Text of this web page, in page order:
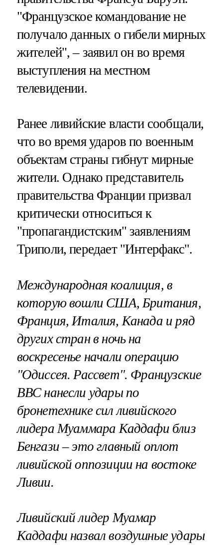
"Французское командование не
получало данных о гибели мирных
жителей", – заявил он во время
выступления на местном
телевидении.
Ранее ливийские власти сообщали,
что во время ударов по военным
объектам страны гибнут мирные
жители. Однако представитель
правительства Франции призвал
критически относиться к
"пропагандистским" заявлениям
Триполи, передает "Интерфакс".
Международная коалиция, в
которую вошли США, Британия,
Франция, Италия, Канада и ряд
других стран в ночь на
воскресенье начали операцию
"Одиссея. Рассвет". Французские
ВВС нанесли удары по
бронетехнике сил ливийского
лидера Муаммара Каддафи близ
Бенгази – это главный оплот
ливийской оппозиции на востоке
Ливии.
Ливийский лидер Муамар
Каддафи назвал воздушные удары